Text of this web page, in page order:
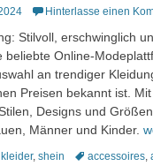
Hinterlasse einen
Stilvoll, erschwinglich
beliebte Online-
an trendiger
Preisen bekannt ist.
Designs und
Männer und Kinder.
kleider, shein Schlagworte
accessoires,